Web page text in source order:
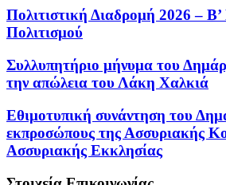
Πολιτιστική Διαδρομή 2026 –
Πολιτισμού
Συλλυπητήριο μήνυμα του
την απώλεια του Λάκη Χαλκιά
Εθιμοτυπική συνάντηση του
εκπροσώπους της Ασσυριακής
Ασσυριακής Εκκλησίας